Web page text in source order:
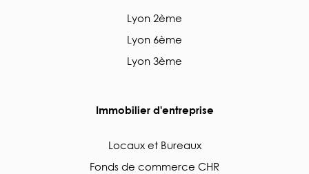
Lyon 2ème
Lyon 6ème
Lyon 3ème
Immobilier d'entreprise
Locaux et Bureaux
Fonds de commerce CHR